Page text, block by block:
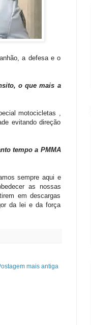
a defesa e o
o que mais a
motocicletas ,
evitando direção
tempo a PMMA
sempre aqui e
as nossas
em descargas
da lei e da força
mais antiga